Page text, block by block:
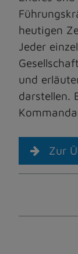
heutigen
Jeder
und
darstellen.
Zur